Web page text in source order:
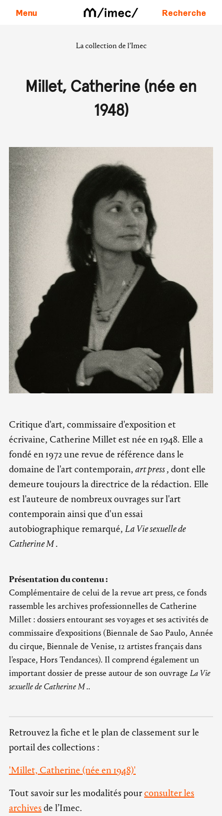
Menu Recherche
La collection de l’Imec
Millet, Catherine (née en
1948)
Critique d'art, commissaire d'exposition et
écrivaine, Catherine Millet est née en 1948. Elle a
fondé en 1972 une revue de référence dans le
domaine de l'art contemporain, art press, dont elle
demeure toujours la directrice de la rédaction. Elle
est l'auteure de nombreux ouvrages sur l'art
contemporain ainsi que d'un essai
autobiographique remarqué, La Vie sexuelle de
Catherine M.
Présentation du contenu :
Complémentaire de celui de la revue art press, ce fonds
rassemble les archives professionnelles de Catherine
Millet : dossiers entourant ses voyages et ses activités de
commissaire d'expositions (Biennale de Sao Paulo, Année
du cirque, Biennale de Venise, 12 artistes français dans
l'espace, Hors Tendances). Il comprend également un
important dossier de presse autour de son ouvrage La Vie
sexuelle de Catherine M..
Retrouvez la fiche et le plan de classement sur le
portail des collections :
'Millet, Catherine (née en 1948)'
Tout savoir sur les modalités pourconsulter les
archivesde l’Imec.